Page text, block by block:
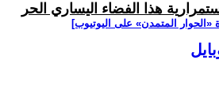
هذا الفضاء اليساري الحر
المتمدن» على اليوتيوب]